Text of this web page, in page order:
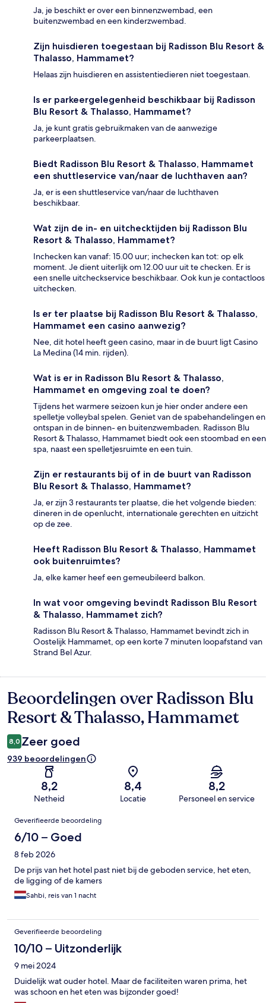
Ja, je beschikt er over een binnenzwembad, een
buitenzwembad en een kinderzwembad.
Zijn huisdieren toegestaan bij Radisson Blu Resort &
Thalasso, Hammamet?
Helaas zijn huisdieren en assistentiedieren niet toegestaan.
Is er parkeergelegenheid beschikbaar bij Radisson
Blu Resort & Thalasso, Hammamet?
Ja, je kunt gratis gebruikmaken van de aanwezige
parkeerplaatsen.
Biedt Radisson Blu Resort & Thalasso, Hammamet
een shuttleservice van/naar de luchthaven aan?
Ja, er is een shuttleservice van/naar de luchthaven
beschikbaar.
Wat zijn de in- en uitchecktijden bij Radisson Blu
Resort & Thalasso, Hammamet?
Inchecken kan vanaf: 15.00 uur; inchecken kan tot: op elk
moment. Je dient uiterlijk om 12.00 uur uit te checken. Er is
een snelle uitcheckservice beschikbaar. Ook kun je contactloos
uitchecken.
Is er ter plaatse bij Radisson Blu Resort & Thalasso,
Hammamet een casino aanwezig?
Nee, dit hotel heeft geen casino, maar in de buurt ligt Casino
La Medina (14 min. rijden).
Wat is er in Radisson Blu Resort & Thalasso,
Hammamet en omgeving zoal te doen?
Tijdens het warmere seizoen kun je hier onder andere een
spelletje volleybal spelen. Geniet van de spabehandelingen en
ontspan in de binnen- en buitenzwembaden. Radisson Blu
Resort & Thalasso, Hammamet biedt ook een stoombad en een
spa, naast een spelletjesruimte en een tuin.
Zijn er restaurants bij of in de buurt van Radisson
Blu Resort & Thalasso, Hammamet?
Ja, er zijn 3 restaurants ter plaatse, die het volgende bieden:
dineren in de openlucht, internationale gerechten en uitzicht
op de zee.
Heeft Radisson Blu Resort & Thalasso, Hammamet
ook buitenruimtes?
Ja, elke kamer heef een gemeubileerd balkon.
In wat voor omgeving bevindt Radisson Blu Resort
& Thalasso, Hammamet zich?
Radisson Blu Resort & Thalasso, Hammamet bevindt zich in
Oostelijk Hammamet, op een korte 7 minuten loopafstand van
Strand Bel Azur.
Beoordelingen
Beoordelingen over Radisson Blu
Resort & Thalasso, Hammamet
8,0 Zeer goed
939 beoordelingen
8,2
Netheid
8,4
Locatie
8,2
Personeel en service
Beoordelingen
Geverifieerde beoordeling
6/10 – Goed
8 feb 2026
De prijs van het hotel past niet bij de geboden service, het eten,
de ligging of de kamers
Sahbi, reis van 1 nacht
Geverifieerde beoordeling
10/10 – Uitzonderlijk
9 mei 2024
Duidelijk wat ouder hotel. Maar de faciliteiten waren prima, het
was schoon en het eten was bijzonder goed!